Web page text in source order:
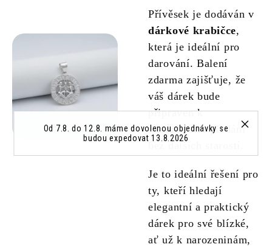
Od 7.8. do 12.8. máme dovolenou objednávky se
budou expedovat 13.8.2026
Přívěsek je dodáván v
dárkové krabičce,
která je ideální pro
darování. Balení
zdarma zajišťuje, že
váš dárek bude
připraven k
okamžitému předání
Je to ideální řešení pro
ty, kteří hledají
elegantní a praktický
dárek pro své blízké,
ať už k narozeninám,